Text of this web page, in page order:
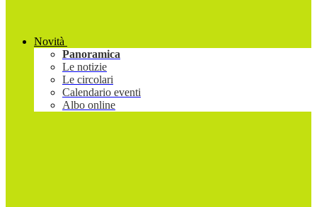
Novità
Panoramica
Le notizie
Le circolari
Calendario eventi
Albo online